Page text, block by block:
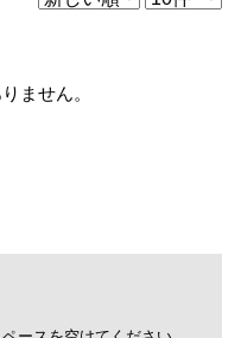
コンバージョン
都市再生
ません。